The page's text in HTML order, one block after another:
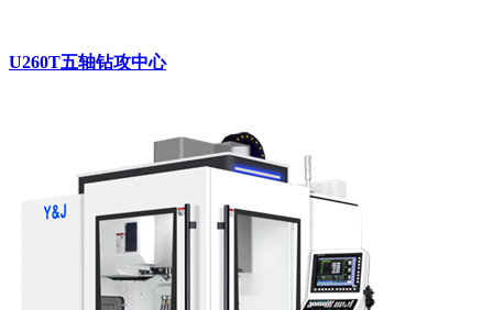
U260T五轴钻攻中心